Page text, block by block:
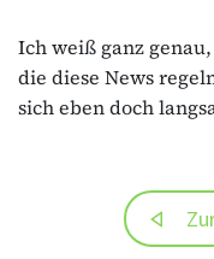
Ich weiß ganz
die diese News
sich eben doch